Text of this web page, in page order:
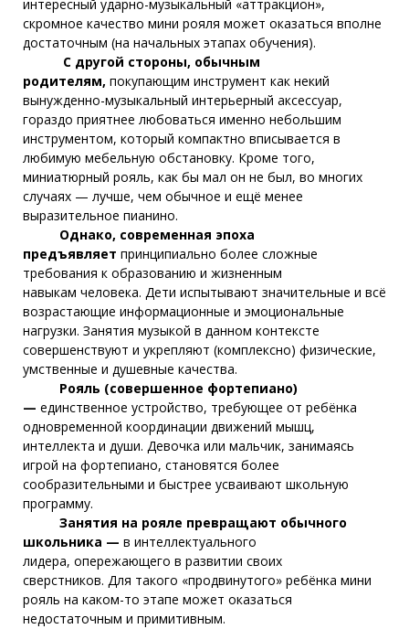
интересный ударно-музыкальный «аттракцион»,
скромное качество мини рояля может оказаться вполне
достаточным (на начальных этапах обучения).
С другой стороны, обычным
родителям, покупающим инструмент как некий
вынужденно-музыкальный интерьерный аксессуар,
гораздо приятнее любоваться именно небольшим
инструментом, который компактно вписывается в
любимую мебельную обстановку. Кроме того,
миниатюрный рояль, как бы мал он не был, во многих
случаях — лучше, чем обычное и ещё менее
выразительное пианино.
Однако, современная эпоха
предъявляет принципиально более сложные
требования к образованию и жизненным
навыкам человека. Дети испытывают значительные и всё
возрастающие информационные и эмоциональные
нагрузки. Занятия музыкой в данном контексте
совершенствуют и укрепляют (комплексно) физические,
умственные и душевные качества.
Рояль (совершенное фортепиано)
— единственное устройство, требующее от ребёнка
одновременной координации движений мышц,
интеллекта и души. Девочка или мальчик, занимаясь
игрой на фортепиано, становятся более
сообразительными и быстрее усваивают школьную
программу.
Занятия на рояле превращают обычного
школьника — в интеллектуального
лидера, опережающего в развитии своих
сверстников. Для такого «продвинутого» ребёнка мини
рояль на каком-то этапе может оказаться
недостаточным и примитивным.